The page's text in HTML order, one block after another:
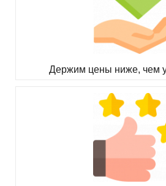
Держим цены ниже, чем у